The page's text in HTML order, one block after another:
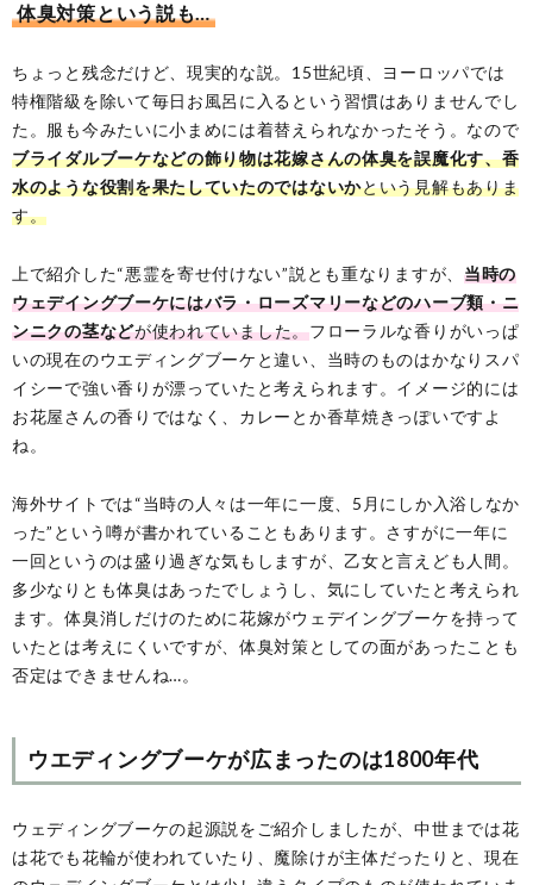
体臭対策という説も…
ちょっと残念だけど、現実的な説。15世紀頃、ヨーロッパでは
特権階級を除いて毎日お風呂に入るという習慣はありませんでし
た。服も今みたいに小まめには着替えられなかったそう。なので
ブライダルブーケなどの飾り物は花嫁さんの体臭を誤魔化す、香
水のような役割を果たしていたのではないかという見解もありま
す。
上で紹介した“悪霊を寄せ付けない”説とも重なりますが、 当時の
ウェデイングブーケにはバラ・ローズマリーなどのハーブ類・ニ
ンニクの茎などが使われていました。フローラルな香りがいっぱ
いの現在のウエディングブーケと違い、当時のものはかなりスパ
イシーで強い香りが漂っていたと考えられます。イメージ的には
お花屋さんの香りではなく、カレーとか香草焼きっぽいですよ
ね。
海外サイトでは“当時の人々は一年に一度、5月にしか入浴しなか
った”という噂が書かれていることもあります。さすがに一年に
一回というのは盛り過ぎな気もしますが、乙女と言えども人間。
多少なりとも体臭はあったでしょうし、気にしていたと考えられ
ます。体臭消しだけのために花嫁がウェデイングブーケを持って
いたとは考えにくいですが、体臭対策としての面があったことも
否定はできませんね…。
ウエディングブーケが広まったのは1800年代
ウェディングブーケの起源説をご紹介しましたが、中世までは花
は花でも花輪が使われていたり、魔除けが主体だったりと、現在